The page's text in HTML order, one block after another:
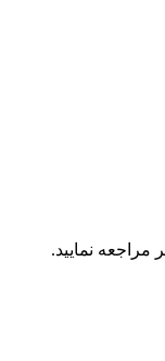
نمایید.